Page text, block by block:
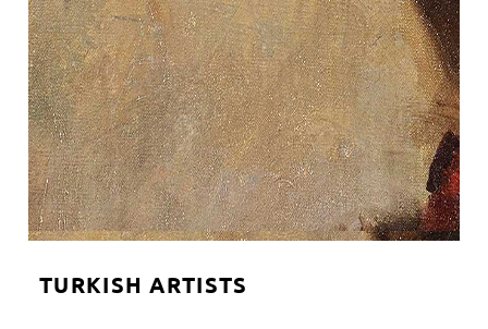
TURKISH ARTISTS